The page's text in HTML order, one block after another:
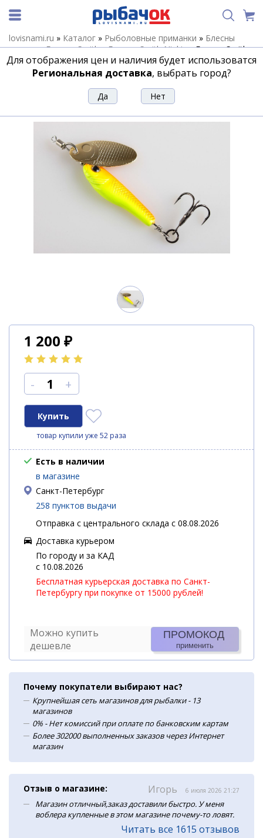
lovisnami.ru » Каталог » Рыболовные приманки » Блесны
летние»Блесны Smith»Блесны Smith Niakis»Блесна Smith
Niakis 12г n18
Блесна Smith Niakis 12г n18
1 200 ₽
- +
товар купили уже 52 раза
Есть в наличии
в магазине
Санкт-Петербург
258 пунктов выдачи
Отправка с центрального склада с 08.08.2026
Доставка курьером
По городу и за КАД
c 10.08.2026
Бесплатная курьерская доставка по Санкт-
Петербургу при покупке от 15000 рублей!
Можно купить
дешевле
ПРОМОКОД
применить
Почему покупатели выбирают нас?
Крупнейшая сеть магазинов для рыбалки - 13
магазинов
0% - Нет комиссий при оплате по банковским картам
Более 302000 выполненных заказов через Интернет
магазин
Отзыв о магазине: Игорь 6 июля 2026 21:27
Магазин отличный,заказ доставили быстро. У меня
воблера купленные в этом магазине почему-то ловят.
Читать все 1615 отзывов
Для отображения цен и наличия будет использоватся
Региональная доставка, выбрать город?